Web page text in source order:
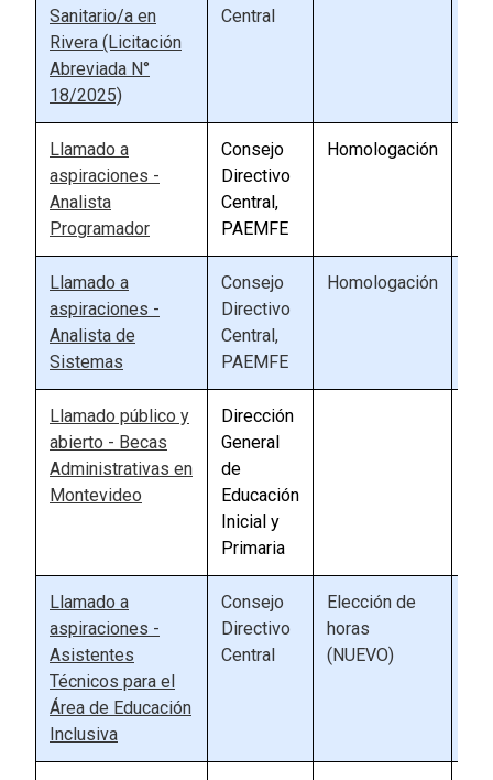
Sanitario/a en
Rivera (Licitación
Abreviada N°
18/2025)
Central
Llamado a
aspiraciones -
Analista
Programador
Consejo
Directivo
Central,
PAEMFE
Homologación
Llamado a
aspiraciones -
Analista de
Sistemas
Consejo
Directivo
Central,
PAEMFE
Homologación
Llamado público y
abierto - Becas
Administrativas en
Montevideo
Dirección
General
de
Educación
Inicial y
Primaria
Llamado a
aspiraciones -
Asistentes
Técnicos para el
Área de Educación
Inclusiva
Consejo
Directivo
Central
Elección de
horas
(NUEVO)